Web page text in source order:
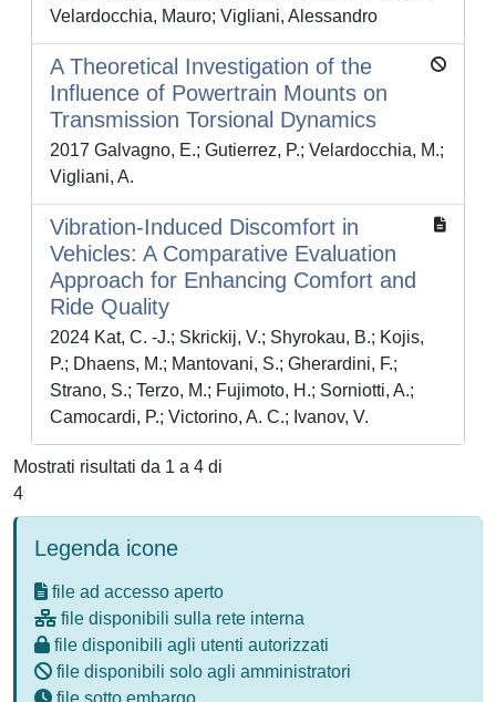
Velardocchia, Mauro; Vigliani, Alessandro
A Theoretical Investigation of the
Influence of Powertrain Mounts on
Transmission Torsional Dynamics
2017 Galvagno, E.; Gutierrez, P.; Velardocchia, M.;
Vigliani, A.
Vibration-Induced Discomfort in
Vehicles: A Comparative Evaluation
Approach for Enhancing Comfort and
Ride Quality
2024 Kat, C. -J.; Skrickij, V.; Shyrokau, B.; Kojis,
P.; Dhaens, M.; Mantovani, S.; Gherardini, F.;
Strano, S.; Terzo, M.; Fujimoto, H.; Sorniotti, A.;
Camocardi, P.; Victorino, A. C.; Ivanov, V.
Mostrati risultati da 1 a 4 di
4
Legenda icone
file ad accesso aperto
file disponibili sulla rete interna
file disponibili agli utenti autorizzati
file disponibili solo agli amministratori
file sotto embargo